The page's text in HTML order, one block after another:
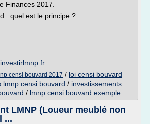
Finances 2017.
: quel est le principe ?
censi bouvard 2017 / loi censi bouvard
lmnp censi bouvard / investissements
/ lmnp censi bouvard exemple
LMNP (Loueur meublé non
...